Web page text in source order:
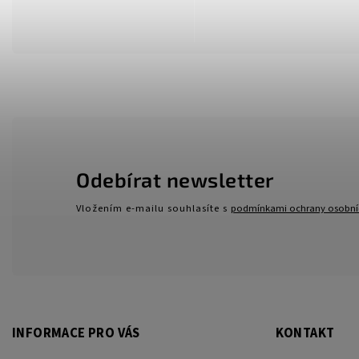
INFORMACE PRO VÁS KONTAKT
Odebírat newsletter
Vložením e-mailu souhlasíte s podmínkami ochrany